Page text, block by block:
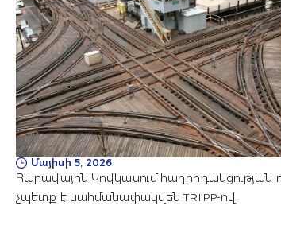
Մայիսի 5, 2026
Հարավային Կովկասում հաղորդակցության
չպետք է սահմանափակվեն TRIPP-ով